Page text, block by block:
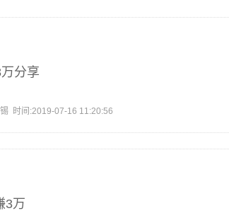
分享
时间:2019-07-16 11:20:56
3万